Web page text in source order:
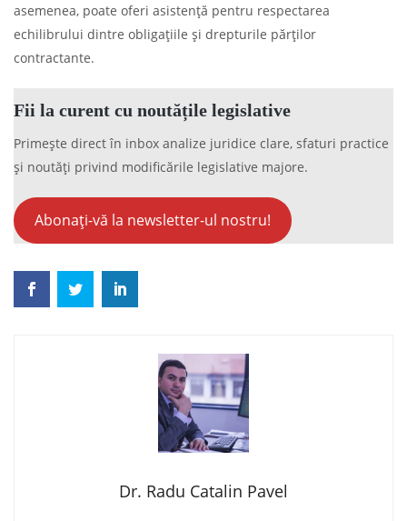
asemenea, poate oferi asistență pentru respectarea
echilibrului dintre obligațiile și drepturile părților
contractante.
Fii la curent cu noutățile legislative
Primește direct în inbox analize juridice clare, sfaturi practice
și noutăți privind modificările legislative majore.
Abonați-vă la newsletter-ul nostru!
Dr. Radu Catalin Pavel